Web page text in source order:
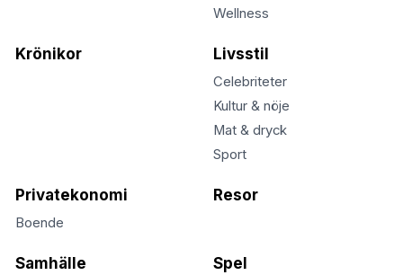
Wellness
Krönikor Livsstil
Celebriteter
Kultur & nöje
Mat & dryck
Sport
Privatekonomi
Boende
Resor
Samhälle Spel